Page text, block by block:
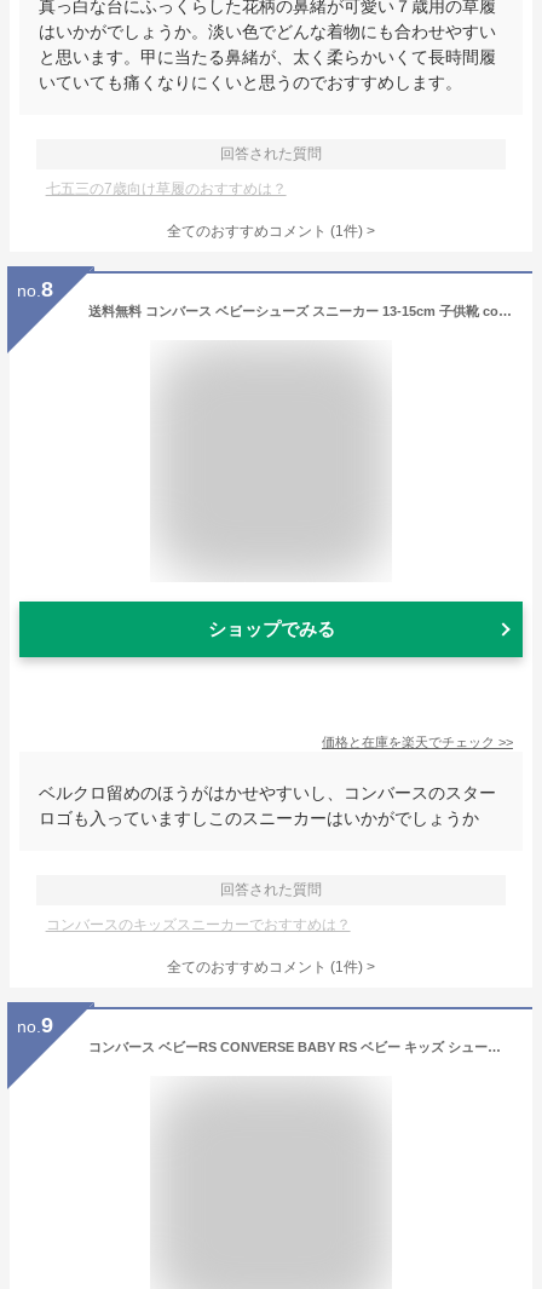
真っ白な台にふっくらした花柄の鼻緒が可愛い７歳用の草履
はいかがでしょうか。淡い色でどんな着物にも合わせやすい
と思います。甲に当たる鼻緒が、太く柔らかいくて長時間履
いていても痛くなりにくいと思うのでおすすめします。
回答された質問
七五三の7歳向け草履のおすすめは？
全てのおすすめコメント (1件) >
no. 8
送料無料 コンバース ベビーシューズ スニーカー 13-15cm 子供靴 converse BABY RS ベビーRS ベビー靴 キッズスニーカー 子ども カジュアル レトロラン スポーティ 赤ちゃん 幼児 園児 男の子 女の子 かわいい おしゃれ こども ブランド くつ プレゼント/3730350
ショップでみる
価格と在庫を楽天でチェック >>
ベルクロ留めのほうがはかせやすいし、コンバースのスター
ロゴも入っていますしこのスニーカーはいかがでしょうか
回答された質問
コンバースのキッズスニーカーでおすすめは？
全てのおすすめコメント (1件) >
no. 9
コンバース ベビーRS CONVERSE BABY RS ベビー キッズ シューズ スニーカー 赤ちゃん 女の子 男の子 子供靴 運動靴 2026春夏